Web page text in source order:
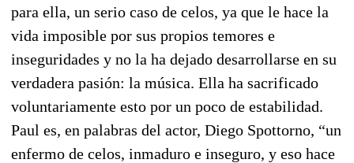
para ella, un serio caso de celos, ya que le hace la
vida imposible por sus propios temores e
inseguridades y no la ha dejado desarrollarse en su
verdadera pasión: la música. Ella ha sacrificado
voluntariamente esto por un poco de estabilidad.
Paul es, en palabras del actor, Diego Spottorno, “un
enfermo de celos, inmaduro e inseguro, y eso hace